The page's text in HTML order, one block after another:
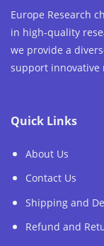
Europe Research
in high-quality
we provide a
support innovative
Quick Links
About Us
Contact Us
Shipping and
Refund and